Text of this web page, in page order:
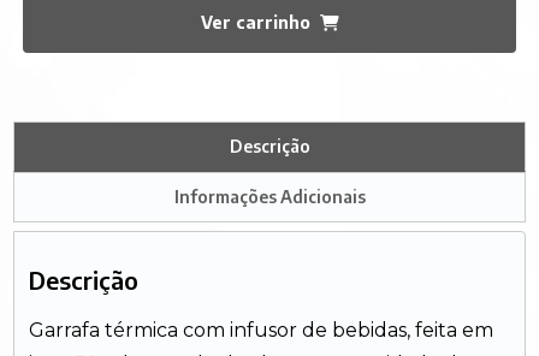
Ver carrinho
Descrição
Informações Adicionais
Descrição
Garrafa térmica com infusor de bebidas, feita em